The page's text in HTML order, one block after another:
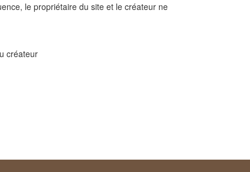
le propriétaire du site et le créateur ne
créateur